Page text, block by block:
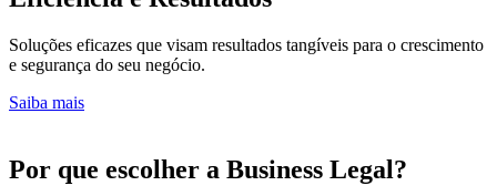
Soluções eficazes que visam resultados tangíveis para o crescimento
e segurança do seu negócio.
Saiba mais
Por que escolher a Business Legal?